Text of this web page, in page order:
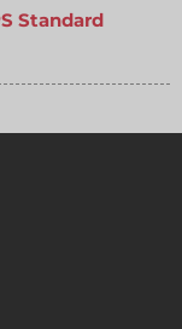
Standard